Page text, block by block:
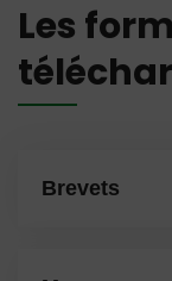
Les
Brevets